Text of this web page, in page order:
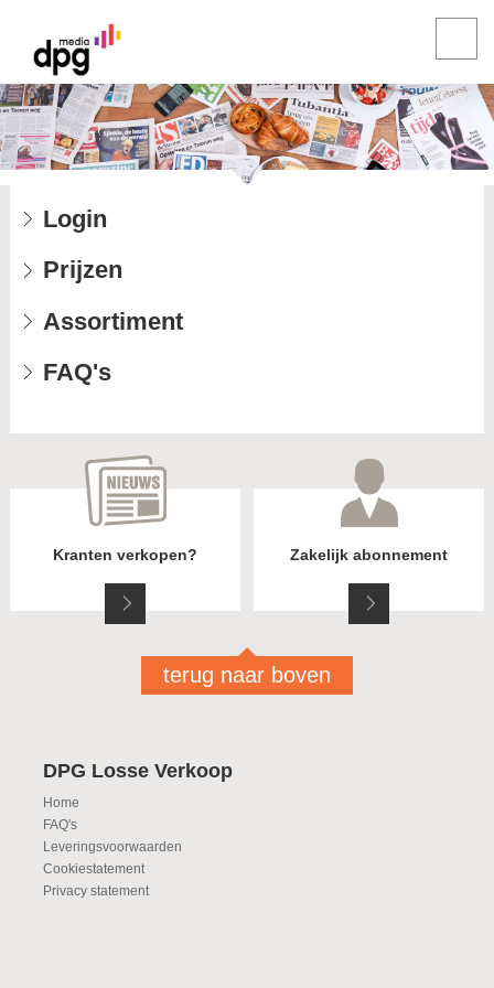
Login
Prijzen
Assortiment
FAQ's
Kranten verkopen? Zakelijk abonnement
terug naar boven
DPG Losse Verkoop
Home
FAQ's
Leveringsvoorwaarden
Cookiestatement
Privacy statement